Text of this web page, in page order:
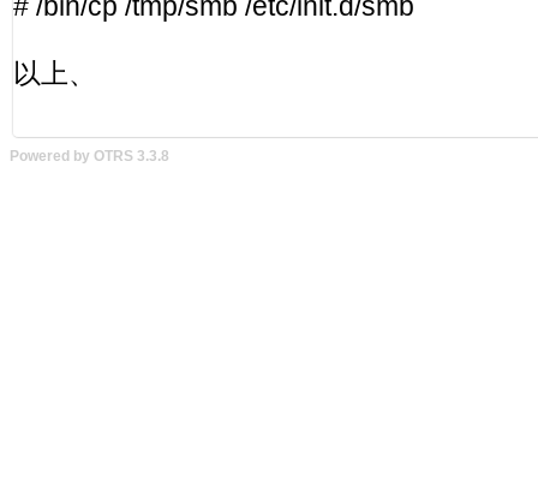
Powered by OTRS 3.3.8